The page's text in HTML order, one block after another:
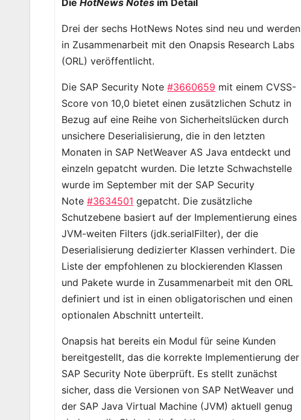
DieHotNews Notes im Detail
Drei der sechs HotNews Notes sind neu und werden
in Zusammenarbeit mit den Onapsis Research Labs
(ORL) veröffentlicht.
Die SAP Security Note#3660659 mit einem CVSS-
Score von 10,0 bietet einen zusätzlichen Schutz in
Bezug auf eine Reihe von Sicherheitslücken durch
unsichere Deserialisierung, die in den letzten
Monaten in SAP NetWeaver AS Java entdeckt und
einzeln gepatcht wurden. Die letzte Schwachstelle
wurde im September mit der SAP Security
Note#3634501 gepatcht. Die zusätzliche
Schutzebene basiert auf der Implementierung eines
JVM-weiten Filters (jdk.serialFilter), der die
Deserialisierung dedizierter Klassen verhindert. Die
Liste der empfohlenen zu blockierenden Klassen
und Pakete wurde in Zusammenarbeit mit den ORL
definiert und ist in einen obligatorischen und einen
optionalen Abschnitt unterteilt.
Onapsis hat bereits ein Modul für seine Kunden
bereitgestellt, das die korrekte Implementierung der
SAP Security Note überprüft. Es stellt zunächst
sicher, dass die Versionen von SAP NetWeaver und
der SAP Java Virtual Machine (JVM) aktuell genug